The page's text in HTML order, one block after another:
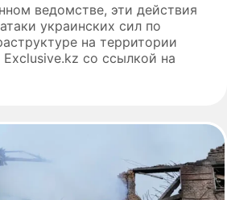
ведомстве, эти действия
украинских сил по
на территории
со ссылкой на